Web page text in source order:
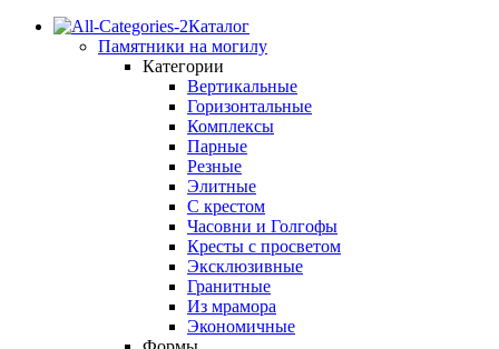
Каталог
Памятники на могилу
Категории
Вертикальные
Горизонтальные
Комплексы
Парные
Резные
Элитные
С крестом
Часовни и Голгофы
Кресты с просветом
Эксклюзивные
Гранитные
Из мрамора
Экономичные